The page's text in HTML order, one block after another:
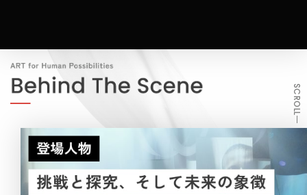
SCROLL